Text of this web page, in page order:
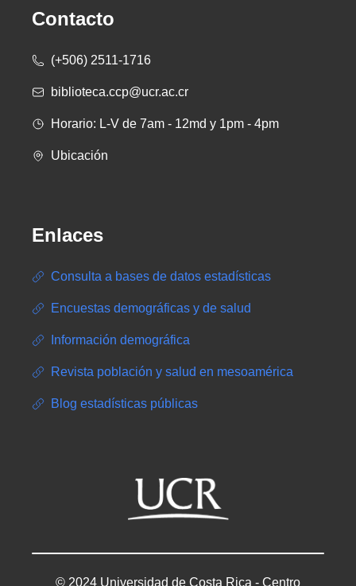
Contacto
(+506) 2511-1716
biblioteca.ccp@ucr.ac.cr
Horario: L-V de 7am - 12md y 1pm - 4pm
Ubicación
Enlaces
Consulta a bases de datos estadísticas
Encuestas demográficas y de salud
Información demográfica
Revista población y salud en mesoamérica
Blog estadísticas públicas
© 2024 Universidad de Costa Rica - Centro